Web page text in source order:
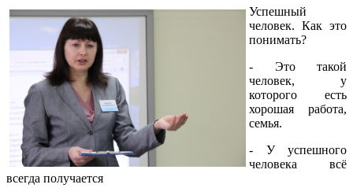
Успешный
человек. Как это
понимать?
- Это такой
человек, у
которого есть
хорошая работа,
семья.
- У успешного
человека всё
всегда получается